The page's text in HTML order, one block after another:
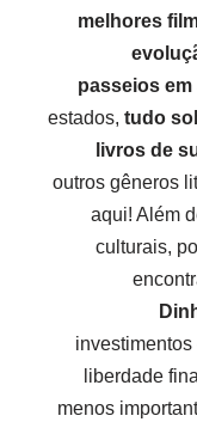
melhores
passeios
estados, tudo
livros de
outros gêneros
aqui! Além
culturais,
liberdade
menos